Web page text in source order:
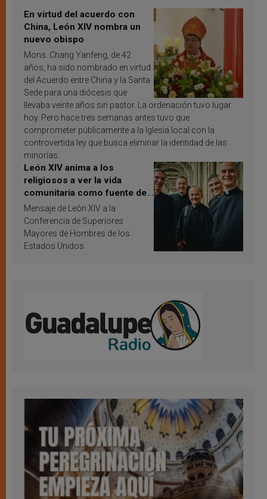
En virtud del acuerdo con
China, León XIV nombra un
nuevo obispo
Mons. Chang Yanfeng, de 42
años, ha sido nombrado en virtud
del Acuerdo entre China y la Santa
Sede para una diócesis que
llevaba veinte años sin pastor. La ordenación tuvo lugar
hoy. Pero hace tres semanas antes tuvo que
comprometer públicamente a la Iglesia local con la
controvertida ley que busca eliminar la identidad de las
minorías.
León XIV anima a los
religiosos a ver la vida
comunitaria como fuente de
inspiración y santificación
Mensaje de León XIV a la
Conferencia de Superiores
Mayores de Hombres de los
Estados Unidos